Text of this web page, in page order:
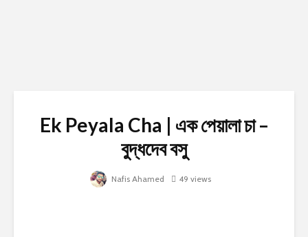
Ek Peyala Cha | এক পেয়ালা চা –
বুদ্ধদেব বসু
Nafis Ahamed 49 views